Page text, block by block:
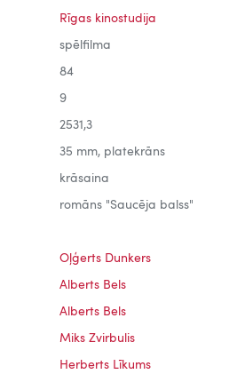
Rīgas kinostudija
spēlfilma
84
9
2531,3
35 mm, platekrāns
krāsaina
romāns "Saucēja balss"
Oļģerts Dunkers
Alberts Bels
Alberts Bels
Miks Zvirbulis
Herberts Līkums